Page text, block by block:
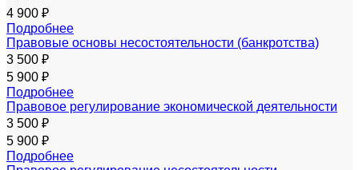
4 900 ₽
Подробнее
Правовые основы несостоятельности (банкротства)
3 500 ₽
5 900 ₽
Подробнее
Правовое регулирование экономической деятельности
3 500 ₽
5 900 ₽
Подробнее